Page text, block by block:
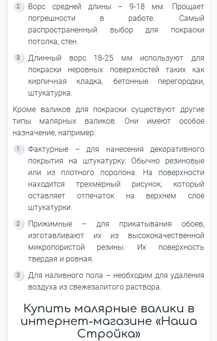
Ворс средней длины – 9-18 мм. Прощает
погрешности в работе. Самый
распространенный выбор для покраски
потолка, стен.
Длинный ворс 18-25 мм используют для
покраски неровных поверхностей таких как
кирпичная кладка, бетонные перегородки,
штукатурка.
Кроме валиков для покраски существуют другие
типы малярных валиков. Они имеют особое
назначение, например:
Фактурные – для нанесения декоративного
покрытия на штукатурку. Обычно резиновые
или из плотного поролона. На поверхности
находится трехмерный рисунок, который
оставляет отпечаток на верхнем слое
штукатурки.
Прижимные – для прикатывания обоев,
изготавливают их из высококачественной
микропористой резины. Их поверхность
твердая и ровная.
Для наливного пола – необходим для удаления
воздуха из свежезалитого раствора.
Купить малярные валики в
интернет-магазине «Наша
Cтройка»